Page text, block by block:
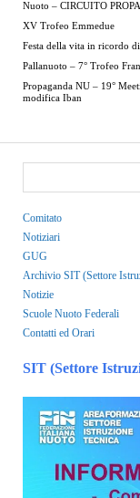
Nuoto – CIRCUITO
XV Trofeo Emmedue
Festa della vita in ricordo
Pallanuoto – 7° Trofeo
Propaganda NU – 19°
modifica Iban
Comitato
Notiziari
GUG
Archivio SIT (Settore
Notizie
Scuole Nuoto Federali
Contatti ed Orari
SIT (Settore